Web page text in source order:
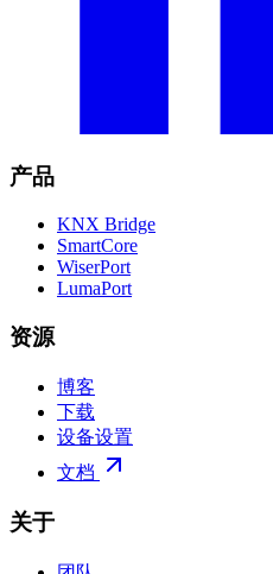
产品
KNX Bridge
SmartCore
WiserPort
LumaPort
资源
博客
下载
设备设置
文档
关于